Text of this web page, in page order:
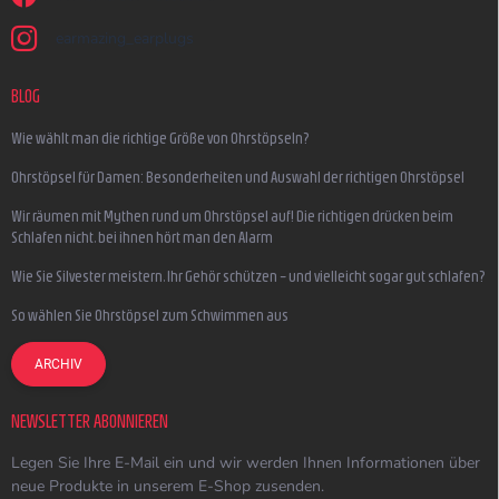
earmazing_earplugs
BLOG
Wie wählt man die richtige Größe von Ohrstöpseln?
Ohrstöpsel für Damen: Besonderheiten und Auswahl der richtigen Ohrstöpsel
Wir räumen mit Mythen rund um Ohrstöpsel auf! Die richtigen drücken beim
Schlafen nicht, bei ihnen hört man den Alarm
Wie Sie Silvester meistern, Ihr Gehör schützen – und vielleicht sogar gut schlafen?
So wählen Sie Ohrstöpsel zum Schwimmen aus
ARCHIV
NEWSLETTER ABONNIEREN
Legen Sie Ihre E-Mail ein und wir werden Ihnen Informationen über
neue Produkte in unserem E-Shop zusenden.